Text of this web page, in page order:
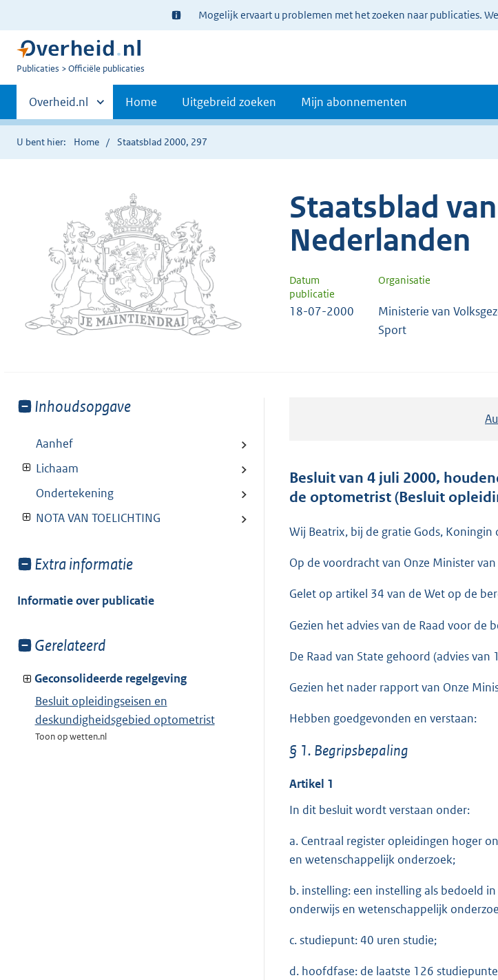
Ter
informatie:
Mogelijk ervaart u problemen met het zoeken naar publicaties.
U
Publicaties Officiële publicaties
Primaire
navigatie
Andere
sites
binnen
Overheid.nl Home Uitgebreid zoeken Mijn abonnementen
U bent hier: Home Staatsblad 2000, 297
Staatsblad
Nederlanden
Datum
publicatie
Organisatie
18-07-2000
Ministerie van
Sport
Toon
van:
Inhoudsopgave
Aanhef
Lichaam
Ondertekening
NOTA VAN TOELICHTING
Toon
van:
Extra informatie
Informatie over publicatie
Toon
van:
Gerelateerd
Geconsolideerde regelgeving
Besluit opleidingseisen en
deskundigheidsgebied optometrist
Toon op wetten.nl
Besluit van 4 juli 2000,
de optometrist (Besluit
Wij Beatrix, bij de gratie Gods, Koningin
Op de voordracht van Onze Minister
Gelet op artikel 34 van de Wet op de
Gezien het advies van de Raad voor
De Raad van State gehoord (advies
Gezien het nader rapport van Onze
Hebben goedgevonden en verstaan:
§ 1. Begripsbepaling
Artikel 1
In dit besluit wordt verstaan onder:
a. Centraal register opleidingen hoger
en wetenschappelijk onderzoek;
b. instelling: een instelling als bedoeld
onderwijs en wetenschappelijk
c. studiepunt: 40 uren studie;
d. hoofdfase: de laatste 126